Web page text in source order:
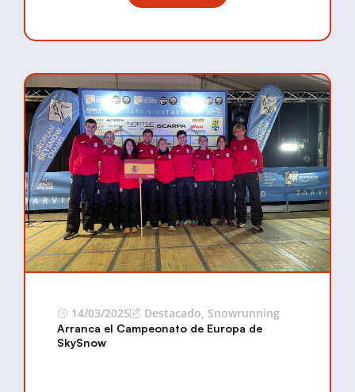
14/03/2025 Destacado, Snowrunning
Arranca el Campeonato de Europa de
SkySnow